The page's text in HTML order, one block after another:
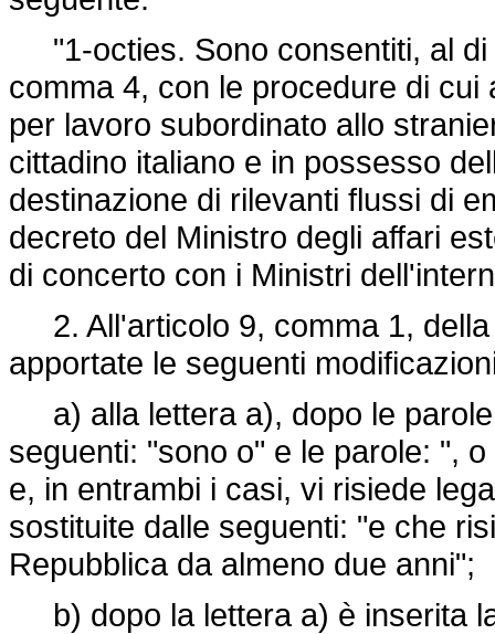
"1-octies. Sono consentiti, al di
comma 4, con le procedure di
per lavoro subordinato allo
cittadino italiano e in possesso
destinazione di rilevanti flussi di
decreto del Ministro degli affari
di concerto con i Ministri
2. All'articolo 9, comma 1,
apportate le seguenti
a) alla lettera a), dopo le
seguenti: "sono o" e le parole: ",
e, in entrambi i casi, vi risiede
sostituite dalle seguenti: "e che
Repubblica da almeno due anni";
b) dopo la lettera a) è inserita